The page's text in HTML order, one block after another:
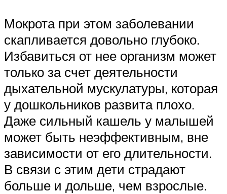
Мокрота при этом заболевании
скапливается довольно глубоко.
Избавиться от нее организм может
только за счет деятельности
дыхательной мускулатуры, которая
у дошкольников развита плохо.
Даже сильный кашель у малышей
может быть неэффективным, вне
зависимости от его длительности.
В связи с этим дети страдают
больше и дольше, чем взрослые.